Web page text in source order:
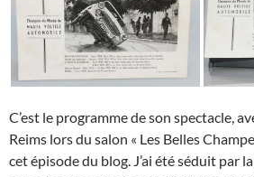
C’est le programme de son spectacle,
Reims lors du salon « Les Belles
cet épisode du blog. J’ai été séduit par